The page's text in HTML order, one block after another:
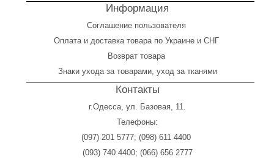
Информация
Соглашение пользователя
Оплатаи доставка товара по Украине и СНГ
Возврат товара
Знаки ухода за товарами, уход за тканями
Контакты
г.Одесса, ул. Базовая, 11.
Телефоны:
(097) 201 5777;(098) 611 4400
(093) 740 4400; (066) 656 2777